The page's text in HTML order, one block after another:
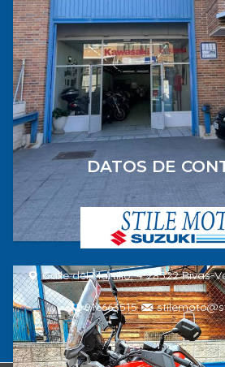
DATOS DE
Calle del Martillo, 4 28522
916663515